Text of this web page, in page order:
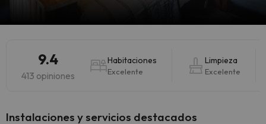
9.4
413 opiniones
Habitaciones
Excelente
Limpieza
Excelente
Instalaciones y servicios destacados